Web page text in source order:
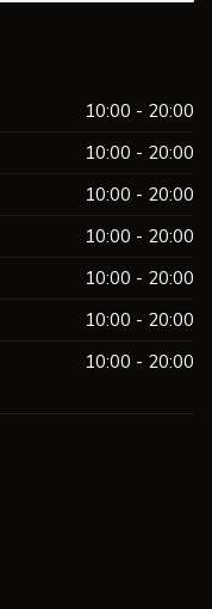
10:00 - 20:00
10:00 - 20:00
10:00 - 20:00
10:00 - 20:00
10:00 - 20:00
10:00 - 20:00
10:00 - 20:00